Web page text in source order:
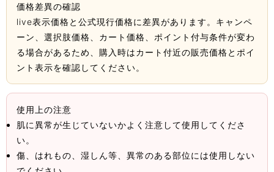
価格差異の確認
live表示価格と公式現行価格に差異があります。キャンペ
ーン、選択肢価格、カート価格、ポイント付与条件が変わ
る場合があるため、購入時はカート付近の販売価格とポイ
ント表示を確認してください。
使用上の注意
肌に異常が生じていないかよく注意して使用してくださ
い。
傷、はれもの、湿しん等、異常のある部位には使用しない